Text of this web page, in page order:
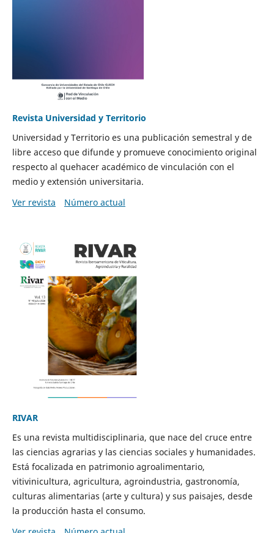
Revista Universidad y Territorio
Universidad y Territorio es una publicación semestral y de
libre acceso que difunde y promueve conocimiento original
respecto al quehacer académico de vinculación con el
medio y extensión universitaria.
Ver revista
Número actual
RIVAR
Es una revista multidisciplinaria, que nace del cruce entre
las ciencias agrarias y las ciencias sociales y humanidades.
Está focalizada en patrimonio agroalimentario,
vitivinicultura, agricultura, agroindustria, gastronomía,
culturas alimentarias (arte y cultura) y sus paisajes, desde
la producción hasta el consumo.